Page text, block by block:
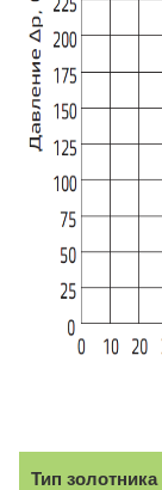
Тип золотника